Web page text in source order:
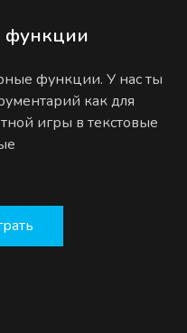
функции. У нас ты
как для
игры в текстовые